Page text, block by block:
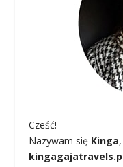
Cześć!
Nazywam się Kinga